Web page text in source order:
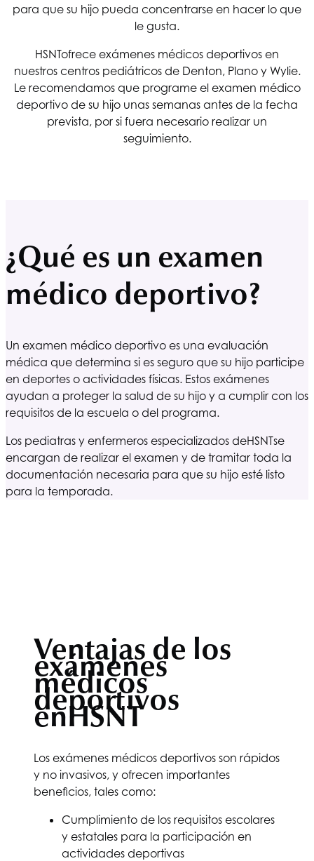
para que su hijo pueda concentrarse en hacer lo que
le gusta.
HSNTofrece exámenes médicos deportivos en
nuestros centros pediátricos de Denton, Plano y Wylie.
Le recomendamos que programe el examen médico
deportivo de su hijo unas semanas antes de la fecha
prevista, por si fuera necesario realizar un
seguimiento.
¿Qué es un examen
médico deportivo?
Un examen médico deportivo es una evaluación
médica que determina si es seguro que su hijo participe
en deportes o actividades físicas. Estos exámenes
ayudan a proteger la salud de su hijo y a cumplir con los
requisitos de la escuela o del programa.
Los pediatras y enfermeros especializados deHSNTse
encargan de realizar el examen y de tramitar toda la
documentación necesaria para que su hijo esté listo
para la temporada.
Ventajas de los
exámenes
médicos
deportivos
enHSNT
Los exámenes médicos deportivos son rápidos
y no invasivos, y ofrecen importantes
beneficios, tales como:
Cumplimiento de los requisitos escolares
y estatales para la participación en
actividades deportivas